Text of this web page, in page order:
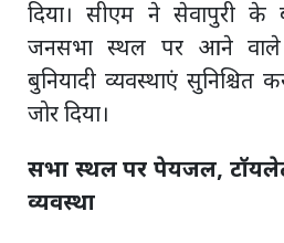
दिया। सीएम ने सेवापुरी के
जनसभा स्थल पर आने
बुनियादी व्यवस्थाएं सुनिश्चित
जोर दिया।
सभा स्थल पर पेयजल,
व्यवस्था